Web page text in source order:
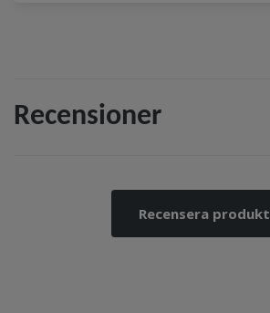
Recensioner
Recensera produkt